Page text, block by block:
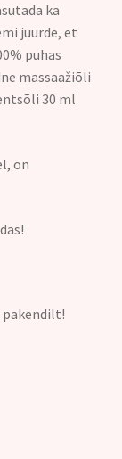
ka
juurde, et
puhas
massaažiõli
30 ml
on
pakendilt!